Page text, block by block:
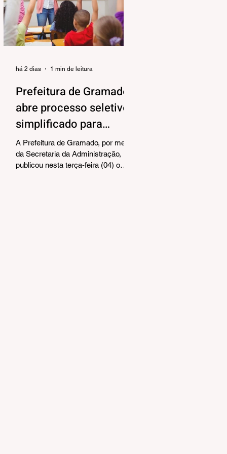
alinhar responsabilidades e
organizar as próximas etapas de
preparação do evento. Também
foram debatidos aspectos
Prefeitura de Gramado
abre processo seletivo
simplificado para
contratação temporária
de professores
A Prefeitura de Gramado, por meio
da Secretaria da Administração,
publicou nesta terça-feira (04) o
há 2 dias 1 min de leitura